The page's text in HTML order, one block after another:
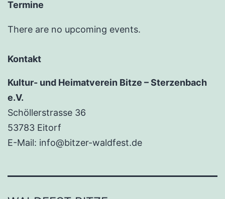
Termine
There are no upcoming events.
Kontakt
Kultur- und Heimatverein Bitze – Sterzenbach
e.V.
Schöllerstrasse 36
53783 Eitorf
E-Mail: info@bitzer-waldfest.de